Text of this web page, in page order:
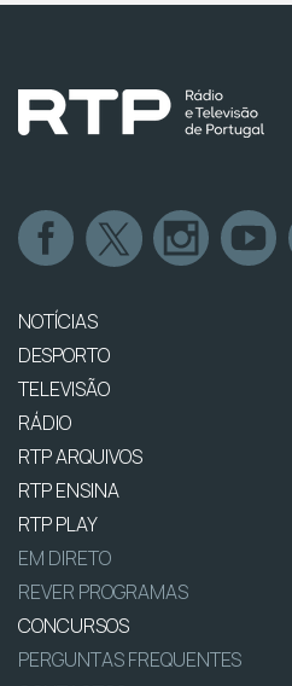
NOTÍCIAS
DESPORTO
TELEVISÃO
RÁDIO
RTP ARQUIVOS
RTP ENSINA
RTP PLAY
EM DIRETO
REVER PROGRAMAS
CONCURSOS
PERGUNTAS FREQUENTES